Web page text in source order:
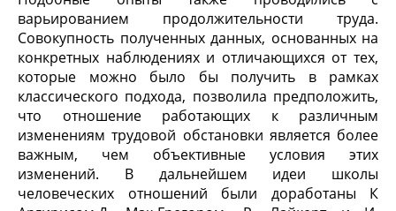
варьированием продолжительности труда.
Совокупность полученных данных, основанных на
конкретных наблюдениях и отличающихся от тех,
которые можно было бы получить в рамках
классического подхода, позволила предположить,
что отношение работающих к различным
изменениям трудовой обстановки является более
важным, чем объективные условия этих
изменений. В дальнейшем идеи школы
человеческих отношений были доработаны К